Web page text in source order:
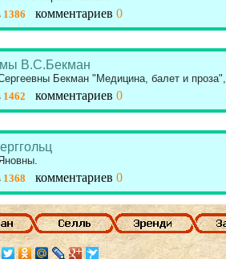
1386 комментариев 0
В.С.Бекман
Бекман "Медицина, балет и проза",
1462 комментариев 0
1368 комментариев 0